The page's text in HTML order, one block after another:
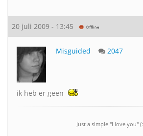
20 juli 2009 - 13:45
Misguided 2047
ik heb er geen
Just a simple "I love you" (: